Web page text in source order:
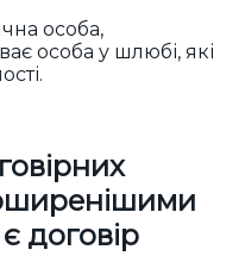
особа,
особа у шлюбі, які
договір